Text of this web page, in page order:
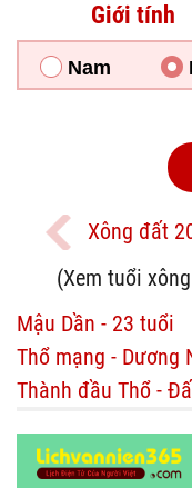
Giới tính
Nam
Xông đất
(Xem tuổi
Mậu Dần - 23 tuổi
Thổ mạng - Dương
Thành đầu Thổ -